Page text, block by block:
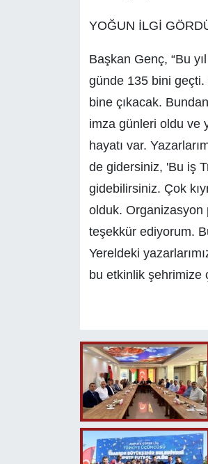
YOĞUN İLGİ
Başkan Genç, “Bu
günde 135 bini geçti.
bine çıkacak.
imza günleri oldu ve
hayatı var.
de gidersiniz, 'Bu iş
gidebilirsiniz. Çok
olduk. Organizasyon
teşekkür ediyorum.
Yereldeki
bu etkinlik şehrimize